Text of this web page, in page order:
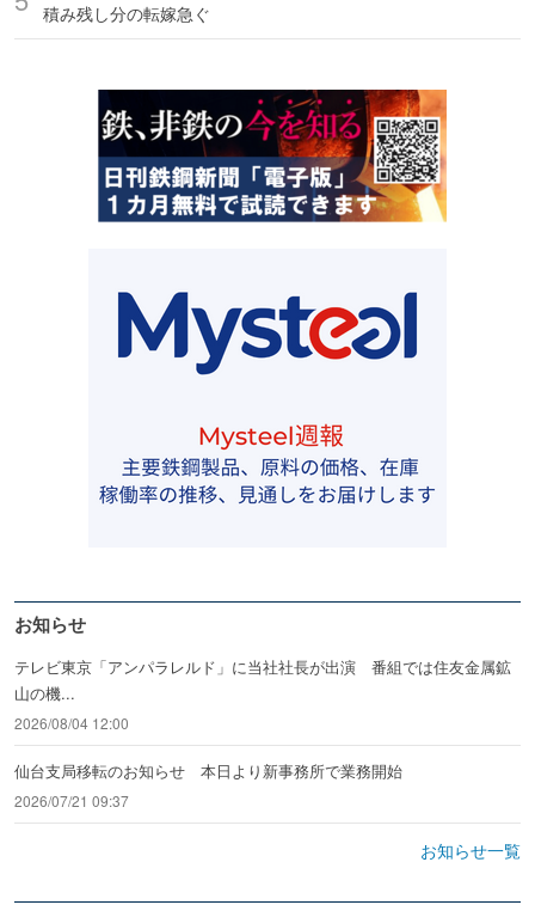
積み残し分の転嫁急ぐ
お知らせ
テレビ東京「アンパラレルド」に当社社長が出演 番組では住友金属鉱
山の機...
2026/08/04 12:00
仙台支局移転のお知らせ 本日より新事務所で業務開始
2026/07/21 09:37
お知らせ一覧